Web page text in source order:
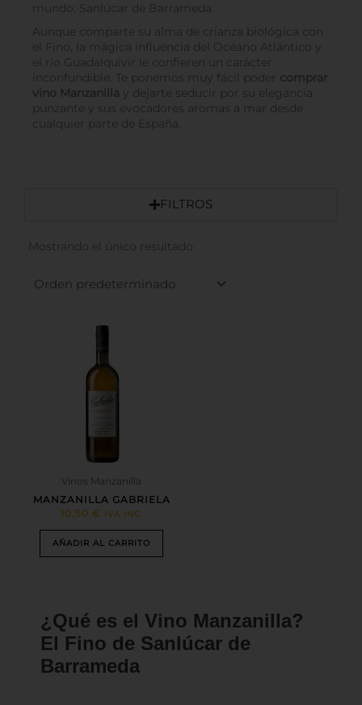
mundo: Sanlúcar de Barrameda.
Aunque comparte su alma de crianza biológica con
el Fino, la mágica influencia del Océano Atlántico y
el río Guadalquivir le confieren un carácter
inconfundible. Te ponemos muy fácil poder comprar
vino Manzanilla y dejarte seducir por su elegancia
punzante y sus evocadores aromas a mar desde
cualquier parte de España.
FILTROS
Mostrando el único resultado
Vinos Manzanilla
MANZANILLA GABRIELA
10,50 € IVA INC.
AÑADIR AL CARRITO
¿Qué es el Vino Manzanilla?
El Fino de Sanlúcar de
Barrameda